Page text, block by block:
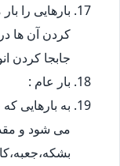
بارهایی را
کردن آن ها
جابجا کردن
بار عام :
به بارهایی
می شود و